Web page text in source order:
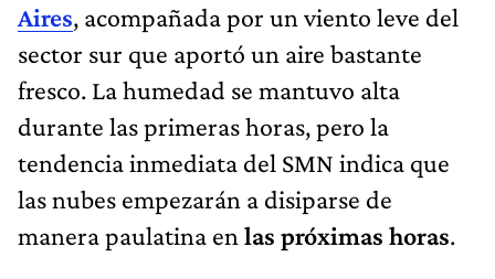
Aires, acompañada por un viento leve del
sector sur que aportó un aire bastante
fresco. La humedad se mantuvo alta
durante las primeras horas, pero la
tendencia inmediata del SMN indica que
las nubes empezarán a disiparse de
manera paulatina en las próximas horas.